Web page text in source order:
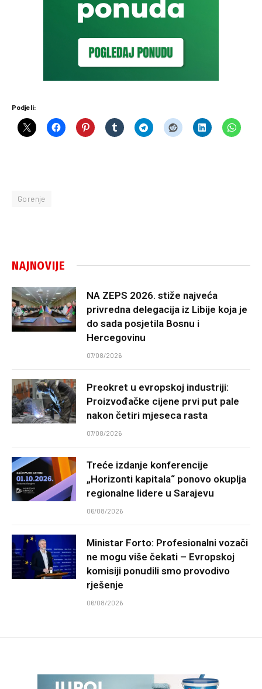
Podjeli:
Gorenje
NAJNOVIJE
NA ZEPS 2026. stiže najveća
privredna delegacija iz Libije koja je
do sada posjetila Bosnu i
Hercegovinu
07/08/2026
Preokret u evropskoj industriji:
Proizvođačke cijene prvi put pale
nakon četiri mjeseca rasta
07/08/2026
Treće izdanje konferencije
„Horizonti kapitala“ ponovo okuplja
regionalne lidere u Sarajevu
06/08/2026
Ministar Forto: Profesionalni vozači
ne mogu više čekati – Evropskoj
komisiji ponudili smo provodivo
rješenje
06/08/2026